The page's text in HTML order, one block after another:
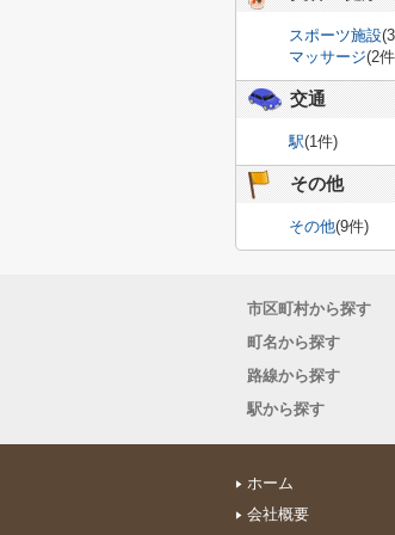
スポーツ施設
マッサージ(2
交通
駅(1件)
その他
その他(9件)
市区町村から探す
町名から探す
路線から探す
駅から探す
ホーム
会社概要